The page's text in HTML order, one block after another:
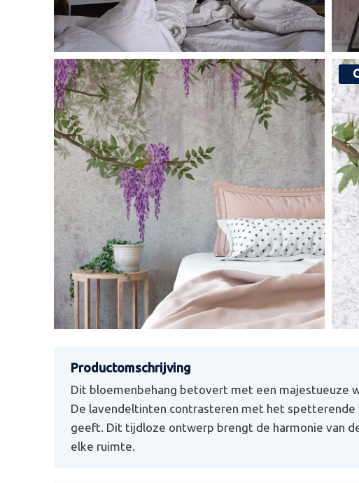
Dit bloemenbehang betovert met een majestueuze
De lavendeltinten contrasteren met het
geeft. Dit tijdloze ontwerp brengt de harmonie van
elke ruimte.